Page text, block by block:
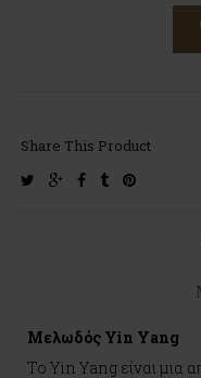
Share This Product
twittergoogle-facebook
tumblrpinterest
Μελωδός Yin Yang
To Yin Yang είναι μια